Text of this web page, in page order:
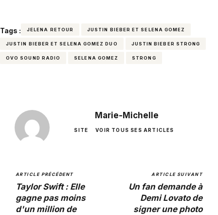
Tags : JELENA RETOUR JUSTIN BIEBER ET SELENA GOMEZ
JUSTIN BIEBER ET SELENA GOMEZ DUO JUSTIN BIEBER STRONG
OVO SOUND RADIO SELENA GOMEZ STRONG
Marie-Michelle
SITE VOIR TOUS SES ARTICLES
ARTICLE PRÉCÉDENT
Taylor Swift : Elle
gagne pas moins
d'un million de
ARTICLE SUIVANT
Un fan demande à
Demi Lovato de
signer une photo